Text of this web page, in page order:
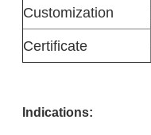
Customization
Certificate
Indications: